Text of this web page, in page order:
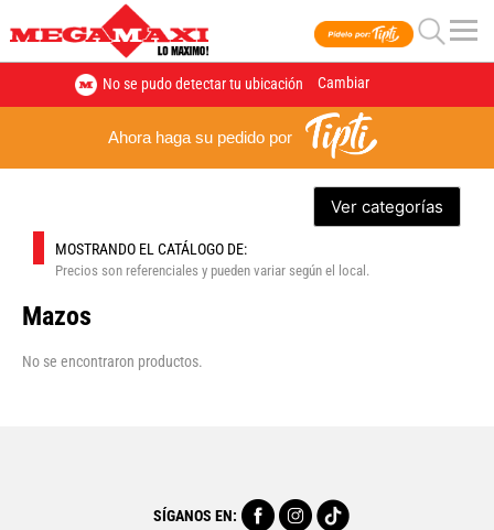
No se pudo detectar tu ubicación Cambiar
Ahora haga su pedido por
Ver categorías
MOSTRANDO EL CATÁLOGO DE:
Precios son referenciales y pueden variar según el local.
Mazos
No se encontraron productos.
SÍGANOS EN: